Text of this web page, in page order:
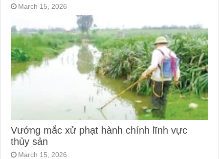
March 15, 2026
Vướng mắc xử phạt hành chính lĩnh vực
thủy sản
March 15, 2026